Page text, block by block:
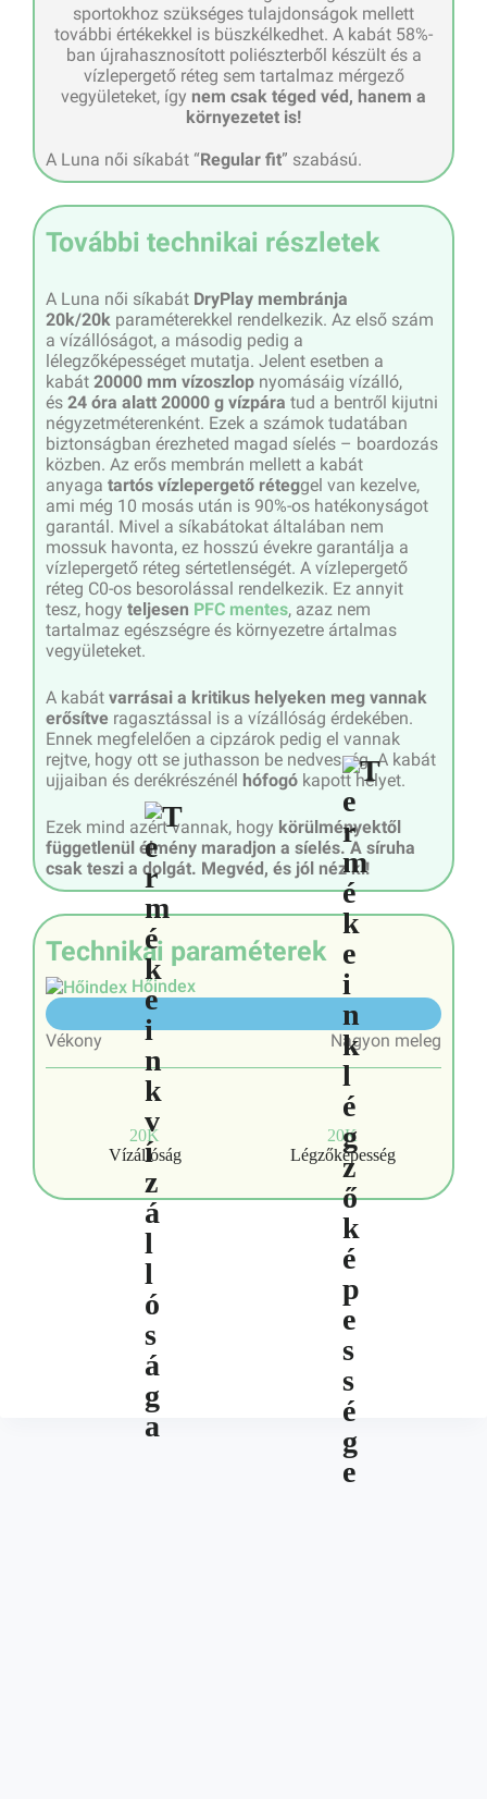
sportokhoz szükséges tulajdonságok mellett
további értékekkel is büszkélkedhet. A kabát 58%-
ban újrahasznosított poliészterből készült és a
vízlepergető réteg sem tartalmaz mérgező
vegyületeket, így nem csak téged véd, hanem a
környezetet is!
A Luna női síkabát “Regular fit” szabású.
További technikai részletek
A Luna női síkabát DryPlay membránja
20k/20k paraméterekkel rendelkezik. Az első szám
a vízállóságot, a másodig pedig a
lélegzőképességet mutatja. Jelent esetben a
kabát 20000 mm vízoszlop nyomásáig vízálló,
és 24 óra alatt 20000 g vízpára tud a bentről kijutni
négyzetméterenként. Ezek a számok tudatában
biztonságban érezheted magad síelés – boardozás
közben. Az erős membrán mellett a kabát
anyaga tartós vízlepergető réteggel van kezelve,
ami még 10 mosás után is 90%-os hatékonyságot
garantál. Mivel a síkabátokat általában nem
mossuk havonta, ez hosszú évekre garantálja a
vízlepergető réteg sértetlenségét. A vízlepergető
réteg C0-os besorolással rendelkezik. Ez annyit
tesz, hogy teljesen PFC mentes, azaz nem
tartalmaz egészségre és környezetre ártalmas
vegyületeket.
A kabát varrásai a kritikus helyeken meg vannak
erősítve ragasztással is a vízállóság érdekében.
Ennek megfelelően a cipzárok pedig el vannak
rejtve, hogy ott se juthasson be nedvesség. A kabát
ujjaiban és derékrészénél hófogó kapott helyet.
Ezek mind azért vannak, hogy körülményektől
függetlenül élmény maradjon a síelés. A síruha
csak teszi a dolgát. Megvéd, és jól néz ki!
Technikai paraméterek
Hőindex
Vékony Nagyon meleg
20K
Vízállóság
20K
Légzőképesség